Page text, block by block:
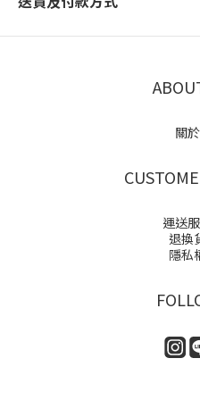
關
運送
退換
隱私